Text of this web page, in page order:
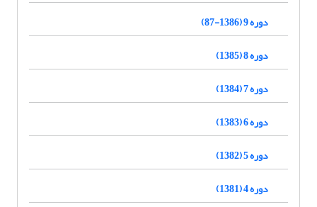
دوره 9 (1386-87)
دوره 8 (1385)
دوره 7 (1384)
دوره 6 (1383)
دوره 5 (1382)
دوره 4 (1381)